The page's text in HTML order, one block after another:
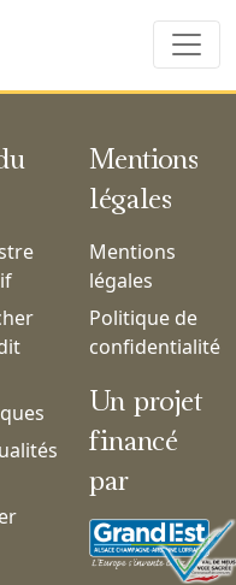
Mentions
légales
Mentions
légales
Politique de
confidentialité
Un projet
financé
par